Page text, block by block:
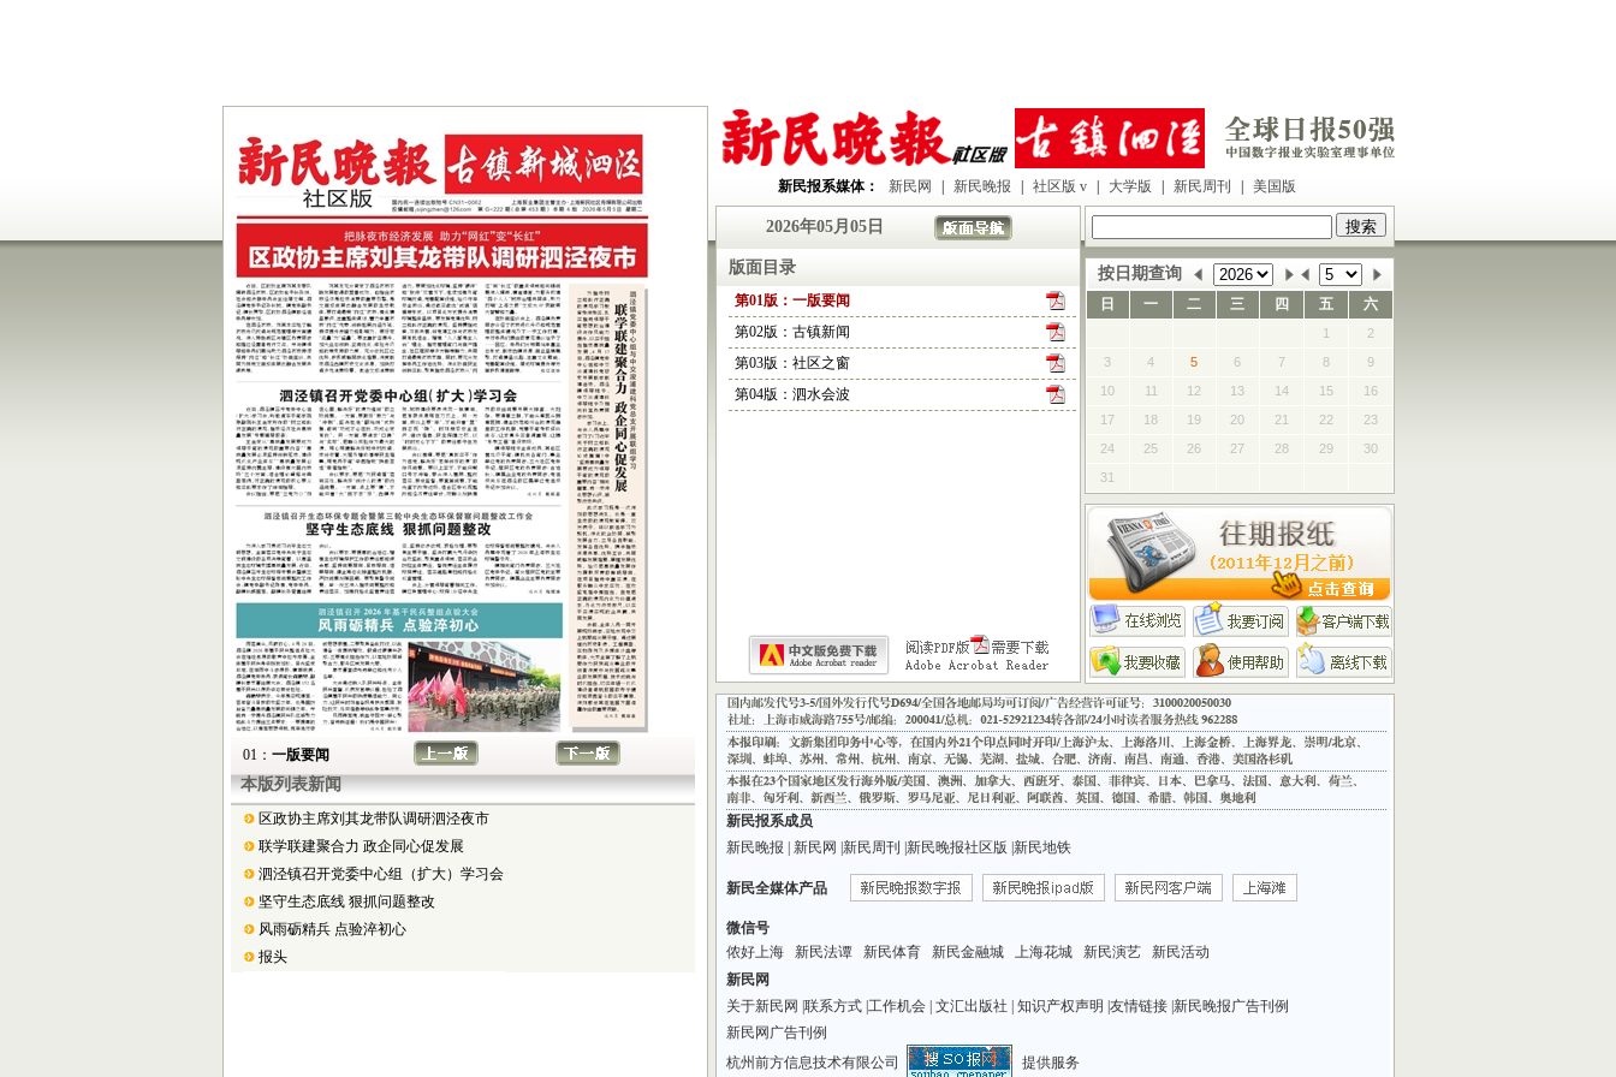
01： 一版要闻
本版列表新闻
区政协主席刘其龙带队调研泗泾夜市
联学联建聚合力 政企同心促发展
泗泾镇召开党委中心组（扩大）学习会
坚守生态底线 狠抓问题整改
风雨砺精兵 点验淬初心
报头
新民报系媒体： 新民网 新民晚报 社区版 大学版 新民周刊 美国版
2026年05月05日
版面目录
第01版：一版要闻
第02版：古镇新闻
第03版：社区之窗
第04版：泗水会波
按日期查询
日 一 二 三 四 五 六
1
2
3
4 5 6 7 8
9
10
11 12 13 14 15
16
17
18 19 20 21 22
23
24
25 26 27 28 29
30
31